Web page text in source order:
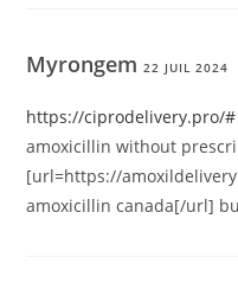
Myrongem22 JUIL 2024
https://ciprodelivery.pro/#
amoxicillin without
[url=https://
amoxicillin canada[/url]